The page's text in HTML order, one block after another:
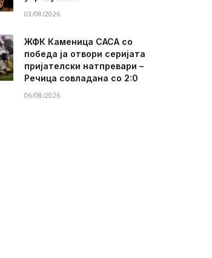
03/08/2026
ЖФК Каменица САСА со
победа ја отвори серијата
пријателски натпревари –
Речица совладана со 2:0
06/08/2026